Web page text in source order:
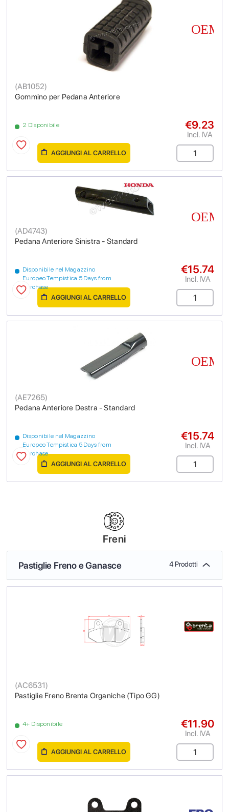
Gommino per Pedana Anteriore
(AB1052)
2 Disponibile €9.23
Incl. IVA
AGGIUNGI AL CARRELLO
Pedana Anteriore Sinistra - Standard
(AD4743)
Disponibile nel Magazzino
Europeo Tempistica 5 Days from
purchase
€15.74
Incl. IVA
AGGIUNGI AL CARRELLO
Pedana Anteriore Destra - Standard
(AE7265)
Disponibile nel Magazzino
Europeo Tempistica 5 Days from
purchase
€15.74
Incl. IVA
AGGIUNGI AL CARRELLO
Freni
Pastiglie Freno e Ganasce 4 Prodotti
Pastiglie Freno Brenta Organiche (Tipo GG)
(AC6531)
4+ Disponibile €11.90
Incl. IVA
AGGIUNGI AL CARRELLO